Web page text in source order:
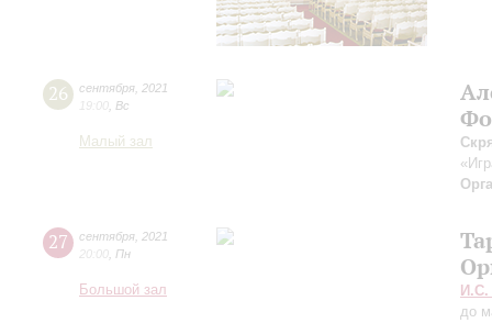
26 сентября 2021
19:00 Вс
Малый зал
27 сентября 2021
20:00 Пн
Большой зал
И.С.
до